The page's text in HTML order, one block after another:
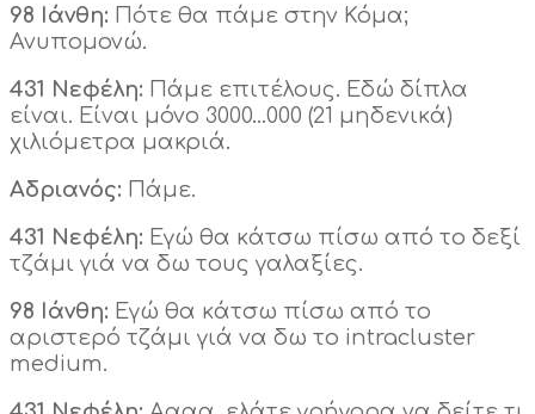
98 Ιάνθη: Πότε θα πάμε στην Κόμα;
Ανυπομονώ.
431 Νεφέλη: Πάμε επιτέλους. Εδώ δίπλα
είναι. Είναι μόνο 3000…000 (21 μηδενικά)
χιλιόμετρα μακριά.
Αδριανός: Πάμε.
431 Νεφέλη: Εγώ θα κάτσω πίσω από το δεξί
τζάμι γιά να δω τους γαλαξίες.
98 Ιάνθη: Εγώ θα κάτσω πίσω από το
αριστερό τζάμι γιά να δω το intracluster
medium.